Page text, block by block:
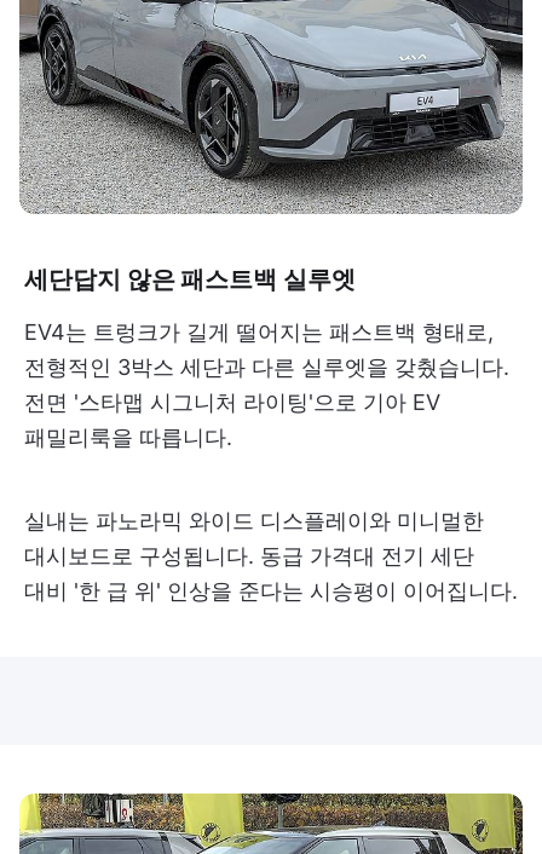
세단답지 않은 패스트백 실루엣
EV4는 트렁크가 길게 떨어지는 패스트백 형태로,
전형적인 3박스 세단과 다른 실루엣을 갖췄습니다.
전면 '스타맵 시그니처 라이팅'으로 기아 EV
패밀리룩을 따릅니다.
실내는 파노라믹 와이드 디스플레이와 미니멀한
대시보드로 구성됩니다. 동급 가격대 전기 세단
대비 '한 급 위' 인상을 준다는 시승평이 이어집니다.